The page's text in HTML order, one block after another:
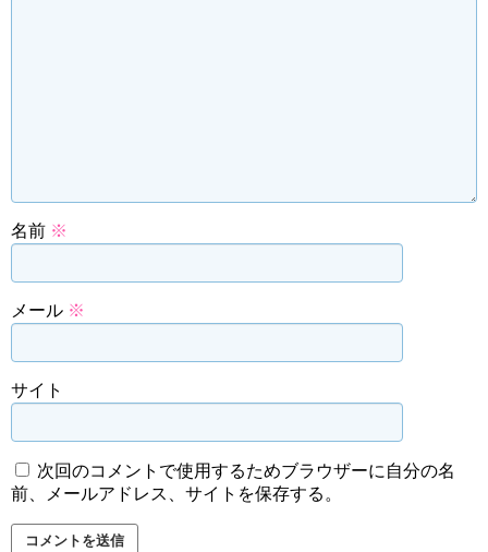
名前 ※
メール ※
サイト
次回のコメントで使用するためブラウザーに自分の名
前、メールアドレス、サイトを保存する。